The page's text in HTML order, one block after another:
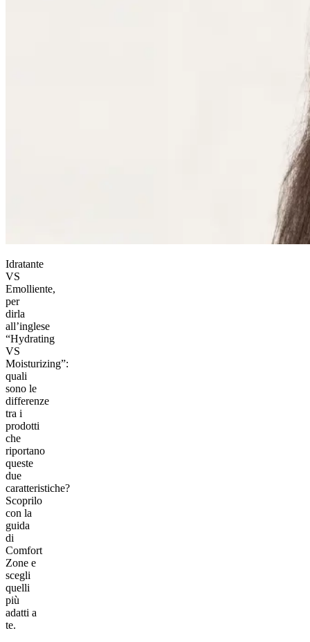
Idratante
VS
Emolliente,
per
dirla
all’inglese
“Hydrating
VS
Moisturizing”:
quali
sono le
differenze
tra i
prodotti
che
riportano
queste
due
caratteristiche?
Scoprilo
con la
guida
di
Comfort
Zone e
scegli
quelli
più
adatti a
te.